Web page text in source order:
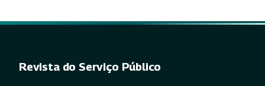
Revista do Serviço Público